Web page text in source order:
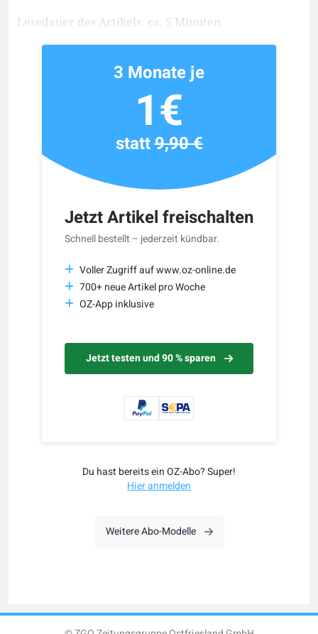
Lesedauer des Artikels: ca. 5 Minuten
Jetzt Artikel freischalten
Schnell bestellt – jederzeit kündbar.
Voller Zugriff auf www.oz-online.de
700+ neue Artikel pro Woche
OZ-App inklusive
Jetzt testen und 90 % sparen
3 Monate je
1€
statt9,90 €
Du hast bereits ein OZ-Abo? Super!
Hier anmelden
Weitere Abo-Modelle